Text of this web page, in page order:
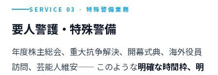
SERVICE 03 · 特殊警備業務
要人警護・特殊警備
年度株主総会、重大抗争解決、開幕式典、海外役員
訪問、芸能人維安—— このような明確な時間枠、明